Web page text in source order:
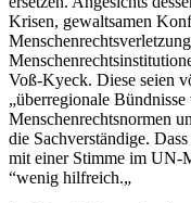
Krisen, gewaltsamen
Voß-Kyeck. Diese seien
„überregionale
Menschenrechtsnormen
die Sachverständige.
mit einer Stimme im UN-
“wenig hilfreich.„